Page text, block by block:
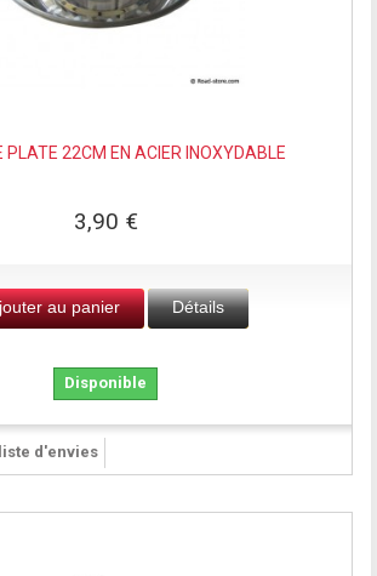
PLATE 22CM EN ACIER INOXYDABLE
3,90 €
au panier Détails
Disponible
d'envies